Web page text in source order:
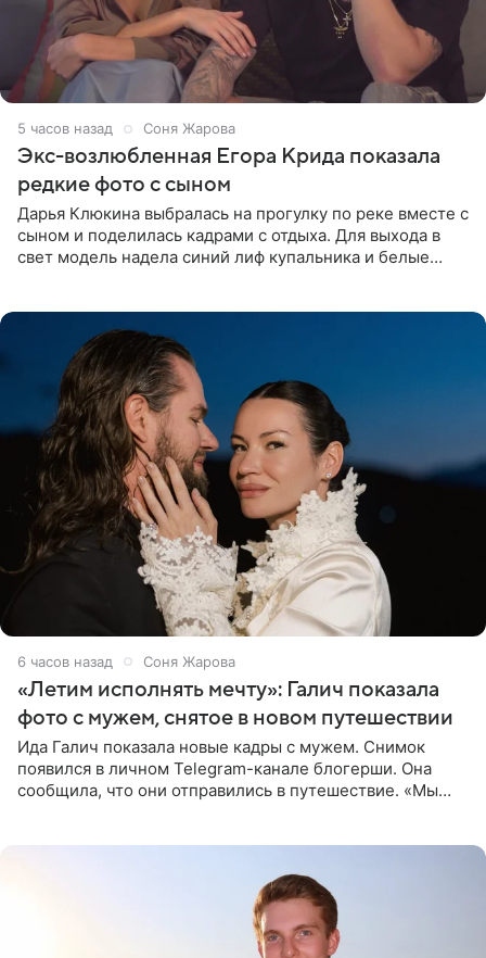
5 часов назад Соня Жарова
Экс-возлюбленная Егора Крида показала
редкие фото с сыном
Дарья Клюкина выбралась на прогулку по реке вместе с
сыном и поделилась кадрами с отдыха. Для выхода в
свет модель надела синий лиф купальника и белые
6 часов назад Соня Жарова
«Летим исполнять мечту»: Галич показала
фото с мужем, снятое в новом путешествии
Ида Галич показала новые кадры с мужем. Снимок
появился в личном Telegram-канале блогерши. Она
сообщила, что они отправились в путешествие. «Мы